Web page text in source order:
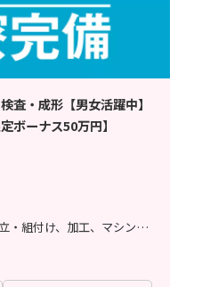
査・成形【男女活躍中】
ボーナス50万円】
検査、梱包・仕分け、組立・組付け、加工、マシンオペレーター、ライン作業、立ち作業、塗装、バリ取り